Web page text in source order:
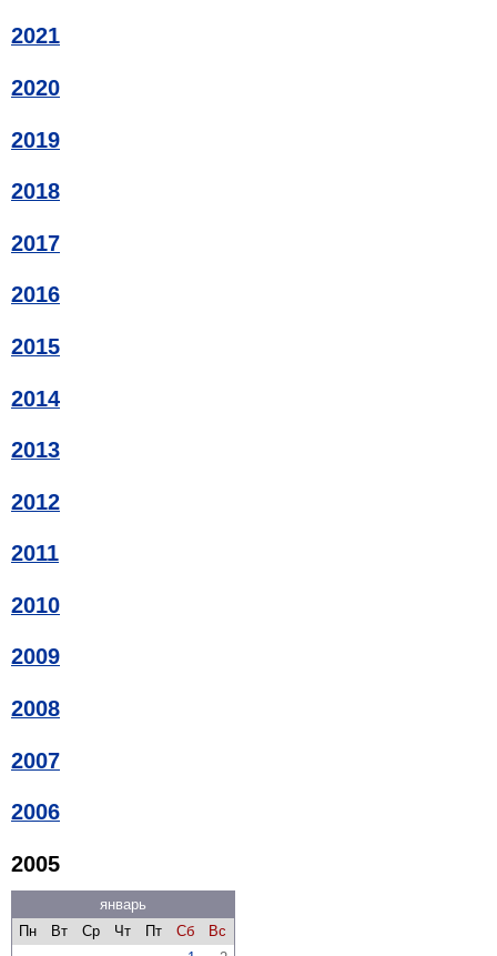
2021
2020
2019
2018
2017
2016
2015
2014
2013
2012
2011
2010
2009
2008
2007
2006
2005
январь
Пн
Вт Ср Чт Пт Сб
Вс